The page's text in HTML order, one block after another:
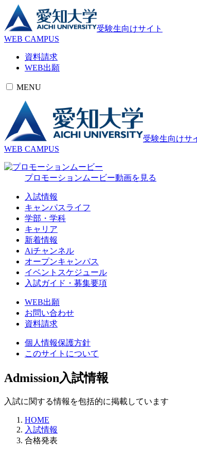
受験生向けサイト
WEB CAMPUS
資料請求
WEB出願
MENU
受験生向けサ
WEB CAMPUS
プロモーションムービー動画を見る
入試情報
キャンパスライフ
学部・学科
キャリア
新着情報
Aiチャンネル
オープンキャンパス
イベントスケジュール
入試ガイド・募集要項
WEB出願
お問い合わせ
資料請求
個人情報保護方針
このサイトについて
Admission入試情報
入試に関する情報を包括的に掲載しています
HOME
入試情報
合格発表